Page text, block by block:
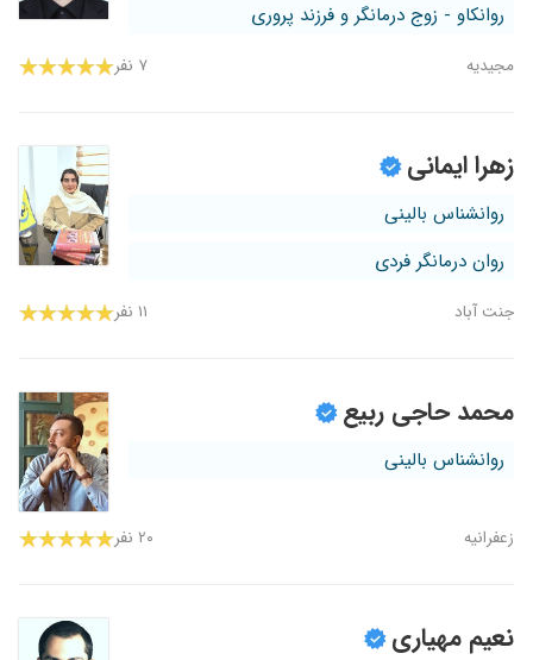
روانکاو - زوج درمانگر و فرزند پروری
مجیدیه ۷ نفر
زهرا ایمانی
روانشناس بالینی
روان درمانگر فردی
جنت آباد ۱۱ نفر
محمد حاجی ربیع
روانشناس بالینی
زعفرانیه ۲۰ نفر
نعیم مهیاری